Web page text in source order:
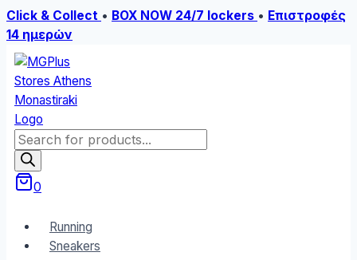
Click & Collect • BOX NOW 24/7 lockers • Επιστροφές
14 ημερών
Skip
to
content
Products
search
0
Running
Sneakers